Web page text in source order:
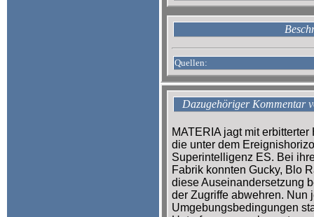
Quellen:
Dazugehöriger Kommentar
MATERIA jagt mit
die unter dem
Superintelligenz ES. Bei
Fabrik konnten Gucky, Blo
diese Auseinandersetzung
der Zugriffe abwehren. Nun
Umgebungsbedingungen